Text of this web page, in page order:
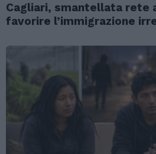
Cagliari, smantellata rete
favorire l’immigrazione